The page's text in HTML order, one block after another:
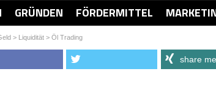
GRÜNDEN FÖRDERMITTEL
> Liquidität> Öl Trading
share